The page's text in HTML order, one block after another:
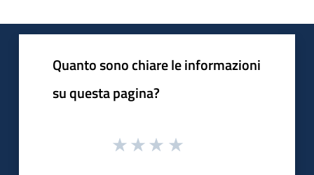
Quanto sono chiare le informazioni
su questa pagina?